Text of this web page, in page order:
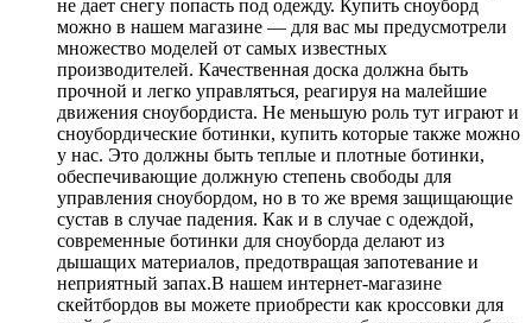
не дает снегу попасть под одежду. Купить сноуборд
можно в нашем магазине — для вас мы предусмотрели
множество моделей от самых известных
производителей. Качественная доска должна быть
прочной и легко управляться, реагируя на малейшие
движения сноубордиста. Не меньшую роль тут играют и
сноубордические ботинки, купить которые также можно
у нас. Это должны быть теплые и плотные ботинки,
обеспечивающие должную степень свободы для
управления сноубордом, но в то же время защищающие
сустав в случае падения. Как и в случае с одеждой,
современные ботинки для сноуборда делают из
дышащих материалов, предотвращая запотевание и
неприятный запах.В нашем интернет-магазине
скейтбордов вы можете приобрести как кроссовки для